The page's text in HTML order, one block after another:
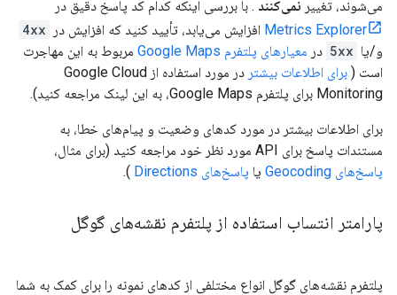
می‌شوند، تغییر نمی‌کنند . با بررسی اینکه کدام کد پاسخ دقیق در
Metrics Explorer افزایش می‌یابد، تأیید کنید که افزایش در
4xx
و/یا 5xx در معیارهای پلتفرم Google Maps
مربوط به این مهاجرت
است ( برای اطلاعات بیشتر
در مورد استفاده از Google Cloud
Monitoring برای پلتفرم Google Maps، به این لینک مراجعه کنید).
برای اطلاعات بیشتر در مورد کدهای وضعیت و پیام‌های خطا، به
مستندات پاسخ برای API مورد نظر خود مراجعه کنید (برای مثال،
پاسخ‌های Geocoding
یا پاسخ‌های Directions ).
پارامتر انتساب استفاده از پلتفرم نقشه‌های گوگل
پلتفرم نقشه‌های گوگل انواع مختلفی از کدهای نمونه را برای کمک به شما